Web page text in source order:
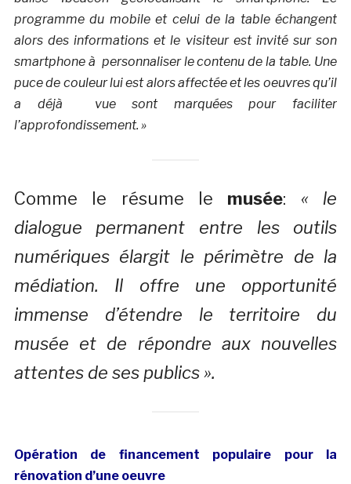
programme du mobile et celui de la table échangent
alors des informations et le visiteur est invité sur son
smartphone à personnaliser le contenu de la table. Une
puce de couleur lui est alors affectée et les oeuvres qu’il
a déjà vue sont marquées pour faciliter
l’approfondissement. »
Comme le résume le musée: « le
dialogue permanent entre les outils
numériques élargit le périmètre de la
médiation. Il offre une opportunité
immense d’étendre le territoire du
musée et de répondre aux nouvelles
attentes de ses publics ».
Opération de financement populaire pour la
rénovation d’une oeuvre